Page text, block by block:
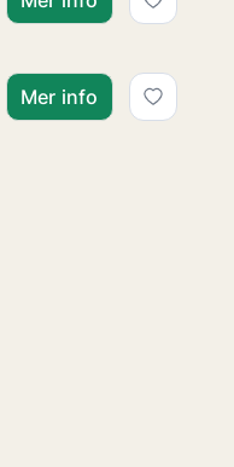
hyra i Boden,
Mer info